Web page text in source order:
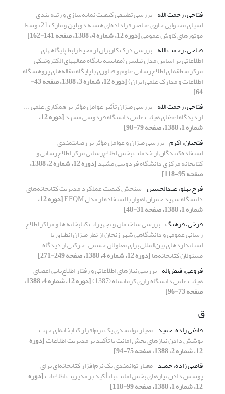
فتاحی، رحمت‌ الله بررسی تطبیقی کیفیت نمایه‌سازی و رتبه بندی
اشیای محتوایی حاوی عناصر فراداده‌ای هستة دوبلین و مارک 21 توسط
موتورهای کاوش عمومی[دوره 12، شماره 4، 1388، صفحه 141-162]
فتاحی، رحمت الله
بررسی درک کاربران از محیط رابط پایگاه‎های
اطلاعاتی بر اساس مدل نیلسن (مقایسه پایگاه مقاله‎های الکترونیکی
مرکز منطقه ای اطلاع‌رسانی علوم و فناوری با پایگاه مقاله‌های پژوهشگاه
اطلاعات و مدارک علمی ایران) [دوره 12، شماره 3، 1388، صفحه 43-
64]
فتاحی، رحمت الله بررسی میزان تأثیر عوامل مؤثر بر همکاری علمی ...
از دیدگاه اعضای هیئت علمی دانشگاه فردوسی مشهد [دوره 12،
شماره 1، 1388، صفحه 79-98]
فتحیان، اکرم بررسی میزان و عوامل مؤثر بر رضایتمندی
استفاده‌کنندگان از خدمات بخش اطلاع‌رسانی مرکز اطلاع‌رسانی و
کتابخانه مرکزی دانشگاه فردوسی مشهد [دوره 12، شماره 2، 1388،
صفحه 95-118]
فرج پهلو، عبدالحسین سنجش کیفیت عملکرد مدیریت کتابخانه‌های
دانشگاه شهید چمران اهواز با استفاده از مدل EFQM [دوره 12،
شماره 1، 1388، صفحه 31-48]
فرخی، فرهنگ بررسی ساختمان و تجهیزات کتابخانه ها و مراکز اطلاع
رسانی عمومی و دانشگاهی شهر زنجان از نظر میزان انطباق با
استانداردهای بین‌المللی برای معلولان جسمی ـ حرکتی از دیدگاه
مسئولان کتابخانه‌ها[دوره 12، شماره 4، 1388، صفحه 249-271]
فروغی، فیض‌اله بررسی نیازهای اطلاعاتی و رفتار اطلاع‌یابی اعضای
هیئت علمی دانشگاه رازی کرمانشاه (1387) [دوره 12، شماره 4، 1388،
صفحه 73-96]
ق
قاضی زاده، حمید معیار توانمندی یک نرم‌افزار کتابخانه‌ای جهت
پوشش دادن نیازهای بخش امانت با تأکید بر مدیریت اطلاعات[دوره
12، شماره 2، 1388، صفحه 75-94]
قاضی زاده، حمید معیار توانمندی یک نرم‌افزار کتابخانه‌ای برای
پوشش دادن نیازهای بخش امانت با تأ کید بر مدیریت اطلاعات[دوره
12، شماره 1، 1388، صفحه 99-118]